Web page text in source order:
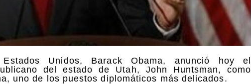
Unidos, Barack Obama, anunció hoy el
del estado de Utah, John Huntsman, como
uno de los puestos diplomáticos más delicados.